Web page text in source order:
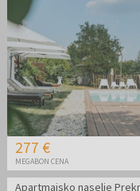
277 €
MEGABON CENA